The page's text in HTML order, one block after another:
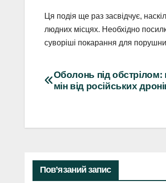
Ця подія ще раз засвідчує,
людних місцях. Необхідно
суворіші покарання для
Навігація
Оболонь під обстрілом:
мін від російських
Пов’язаний запис